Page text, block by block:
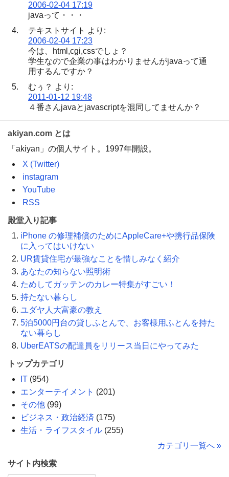
2006-02-04 17:19
javaって・・・
テキストサイト より:
2006-02-04 17:23
今は、html,cgi,cssでしょ？
学生なので企業の事はわかりませんがjavaって通
用するんですか？
むぅ？ より:
2011-01-12 19:48
４番さんjavaとjavascriptを混同してませんか？
akiyan.com とは
「akiyan」の個人サイト。1997年開設。
X (Twitter)
instagram
YouTube
RSS
殿堂入り記事
iPhone の修理補償のためにAppleCare+や携行品保険
に入ってはいけない
UR賃貸住宅が最強なことを惜しみなく紹介
あなたの知らない照明術
ためしてガッテンのカレー特集がすごい！
持たない暮らし
ユダヤ人大富豪の教え
5泊5000円台の貸しふとんで、お客様用ふとんを持た
ない暮らし
UberEATSの配達員をリリース当日にやってみた
トップカテゴリ
IT (954)
エンターテイメント (201)
その他 (99)
ビジネス・政治経済 (175)
生活・ライフスタイル (255)
カテゴリ一覧へ »
サイト内検索